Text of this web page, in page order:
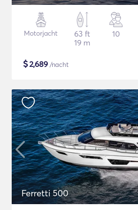
Motorjacht
63 ft
19 m
10
$2,689 /nacht
Ferretti 500